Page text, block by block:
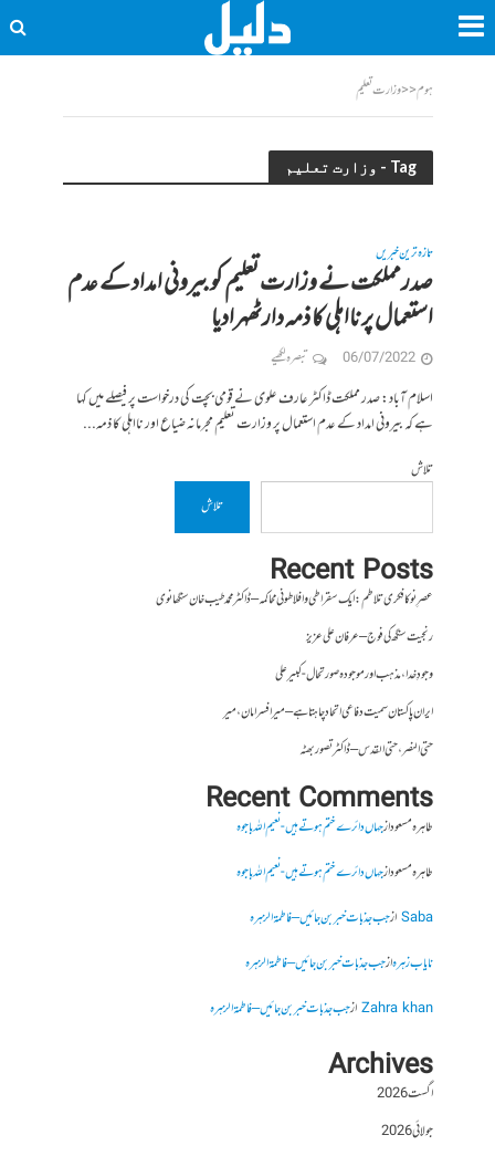
ہوم<<وزارت تعلیم
Tag - وزارت تعلیم
تازہ ترین خبریں
صدرمملکت نے وزارت تعلیم کو بیرونی امداد کے عدم
استعمال پر نااہلی کا ذمہ دارٹھہرادیا
06/07/2022 تبصرہ لکھیے
اسلام آباد: صدر مملکت ڈاکٹر عارف علوی نے قومی بچت کی درخواست پر فیصلے میں کہا
ہے کہ بیرونی امداد کے عدم استعمال پر وزارت تعلیم مجرمانہ ضیاع اور نااہلی کا ذمہ...
تلاش
تلاش
Recent Posts
عصرِ نو کا فکری تلاطم: ایک سقراطی و افلاطونی محاکمہ – ڈاکٹر محمد طیب خان سنگھانوی
رنجیت سنگھ کی فوج – عرفان علی عزیز
وجودِ خدا، مذہب اور موجودہ صورتحال- کبیر علی
ایران پاکستان سمیت دفاعی اتحاد چاہتا ہے – میر افسر امان،میر
حتی النصر ، حتی القدس – ڈاکٹر تصور بھٹہ
Recent Comments
طاہرہ مسعودازجہاں دائرے ختم ہوتے ہیں- نعیم اللہ باجوہ
طاہرہ مسعودازجہاں دائرے ختم ہوتے ہیں- نعیم اللہ باجوہ
Sabaازجب جذبات خبر بن جائیں – فاطمۃالزہرہ
نایاب زہرہازجب جذبات خبر بن جائیں – فاطمۃالزہرہ
Zahra khanازجب جذبات خبر بن جائیں – فاطمۃالزہرہ
Archives
اگست 2026
جولائی 2026